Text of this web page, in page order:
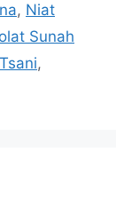
, Niat
Sunah
,